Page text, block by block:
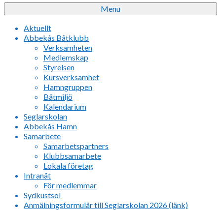
Menu
Aktuellt
Abbekås Båtklubb
Verksamheten
Medlemskap
Styrelsen
Kursverksamhet
Hamngruppen
Båtmiljö
Kalendarium
Seglarskolan
Abbekås Hamn
Samarbete
Samarbetspartners
Klubbsamarbete
Lokala företag
Intranät
För medlemmar
Sydkustsol
Anmälningsformulär till Seglarskolan 2026 (länk)